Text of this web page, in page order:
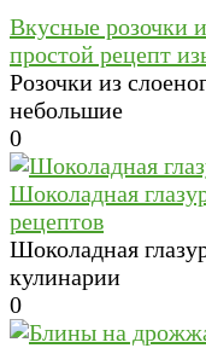
Вкусные розочки
простой рецепт
Розочки из
небольшие
0
Шоколадная
рецептов
Шоколадная
кулинарии
0